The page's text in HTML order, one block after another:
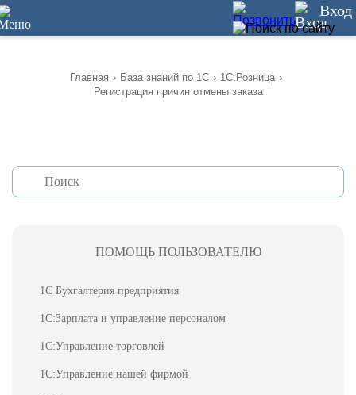
12 Вход
Главная › База знаний по 1С › 1С:Розница ›
Регистрация причин отмены заказа
ПОМОЩЬ ПОЛЬЗОВАТЕЛЮ
1С Бухгалтерия предприятия
1С:Зарплата и управление персоналом
1С:Управление торговлей
1С:Управление нашей фирмой